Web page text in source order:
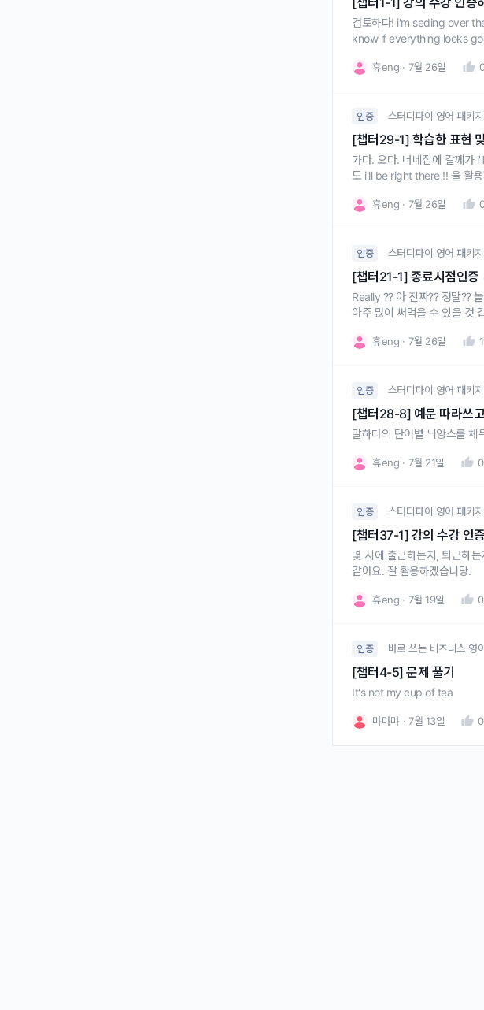
검토하다! i'm seding over
know if everything looks
휴eng 7월 26일 0
인증 스터디파이 영어 패키지
[챕터29-1] 학습한 표현
가다. 오다. 너네집에 갈께가
도 i'll be right there !! 을 활
휴eng 7월 26일 0
인증 스터디파이 영어 패키지
[챕터21-1] 종료시점인증
Really ?? 아 진짜?? 정말??
아주 많이 써먹을 수 있을 것
휴eng 7월 26일 1
인증 스터디파이 영어 패키지
[챕터28-8] 예문 따라쓰고
말하다의 단어별 늬앙스를 체
휴eng 7월 21일 0
인증 스터디파이 영어 패키지
[챕터37-1] 강의 수강 인
몇 시에 출근하는지, 퇴근하
같아요. 잘 활용하겠습니당.
휴eng 7월 19일 0
인증 바로 쓰는 비즈니스 영
[챕터4-5] 문제 풀기
It's not my cup of tea
먀먀먀 7월 13일 0